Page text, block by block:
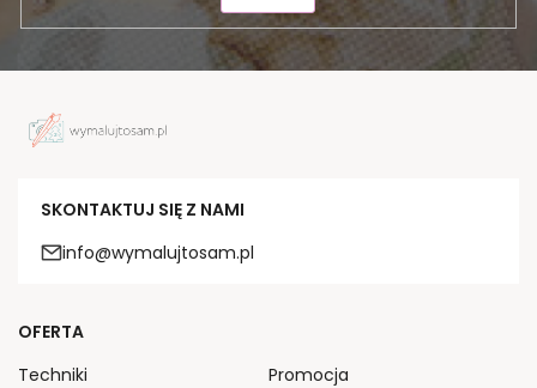
SKONTAKTUJ SIĘ Z NAMI
info@wymalujtosam.pl
OFERTA
Techniki
Promocja